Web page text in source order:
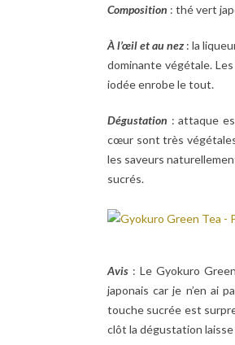
Composition : thé vert
À l’œil et au nez : la
dominante végétale.
iodée enrobe le tout.
Dégustation : attaque
cœur sont très
les saveurs
sucrés.
Avis : Le Gyokuro
japonais car je n’en ai
touche sucrée est
clôt la dégustation